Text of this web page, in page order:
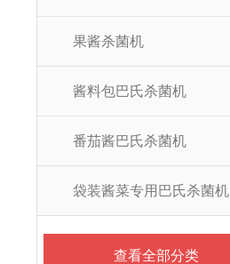
果酱杀菌机
酱料包巴氏杀菌机
番茄酱巴氏杀菌机
袋装酱菜专用巴氏杀菌机
查看全部分类